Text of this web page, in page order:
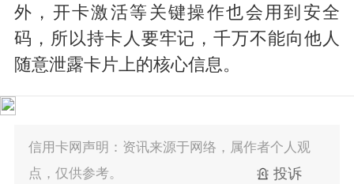
外，开卡激活等关键操作也会用到安全
码，所以持卡人要牢记，千万不能向他人
随意泄露卡片上的核心信息。
信用卡网声明：资讯来源于网络，属作者个人观
点，仅供参考。
投诉